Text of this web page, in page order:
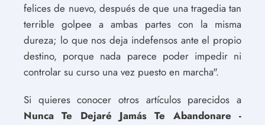
felices de nuevo, después de que una tragedia tan
terrible golpee a ambas partes con la misma
dureza; lo que nos deja indefensos ante el propio
destino, porque nada parece poder impedir ni
controlar su curso una vez puesto en marcha".
Si quieres conocer otros artículos parecidos a
Nunca Te Dejaré Jamás Te Abandonare -